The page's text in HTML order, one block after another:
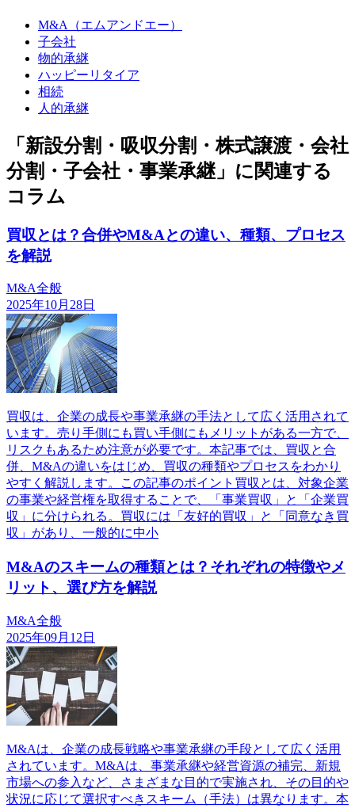
M&A（エムアンドエー）
子会社
物的承継
ハッピーリタイア
相続
人的承継
「新設分割・吸収分割・株式譲渡・会社
分割・子会社・事業承継」に関連する
コラム
買収とは？合併やM&Aとの違い、種類、プロセス
を解説
M&A全般
2025年10月28日
買収は、企業の成長や事業承継の手法として広く活用されて
います。売り手側にも買い手側にもメリットがある一方で、
リスクもあるため注意が必要です。本記事では、買収と合
併、M&Aの違いをはじめ、買収の種類やプロセスをわかり
やすく解説します。この記事のポイント買収とは、対象企業
の事業や経営権を取得することで、「事業買収」と「企業買
収」に分けられる。買収には「友好的買収」と「同意なき買
収」があり、一般的に中小
M&Aのスキームの種類とは？それぞれの特徴やメ
リット、選び方を解説
M&A全般
2025年09月12日
M&Aは、企業の成長戦略や事業承継の手段として広く活用
されています。M&Aは、事業承継や経営資源の補完、新規
市場への参入など、さまざまな目的で実施され、その目的や
状況に応じて選択すべきスキーム（手法）は異なります。本